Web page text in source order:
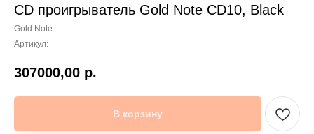
CD проигрыватель Gold Note CD10, Black
Gold Note
Артикул:
307000,00 р.
В корзину